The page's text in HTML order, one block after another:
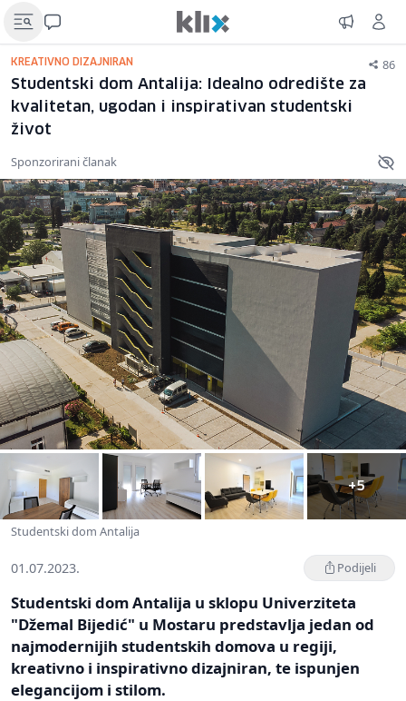
KREATIVNO DIZAJNIRAN 86
Studentski dom Antalija: Idealno odredište za
kvalitetan, ugodan i inspirativan studentski
život
Sponzorirani članak
+5
Studentski dom Antalija
01.07.2023. Podijeli
Studentski dom Antalija u sklopu Univerziteta
"Džemal Bijedić" u Mostaru predstavlja jedan od
najmodernijih studentskih domova u regiji,
kreativno i inspirativno dizajniran, te ispunjen
elegancijom i stilom.